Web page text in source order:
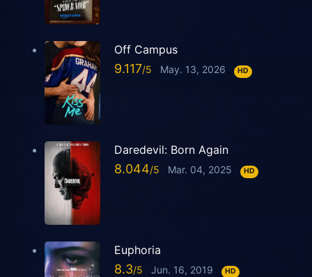
Off Campus
9.117 May. 13, 2026 HD
Daredevil: Born Again
8.044 Mar. 04, 2025 HD
Euphoria
8.3 Jun. 16, 2019 HD